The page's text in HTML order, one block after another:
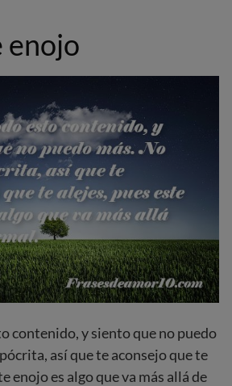
enojo
contenido, y siento que no puedo
así que te aconsejo que te
enojo es algo que va más allá de